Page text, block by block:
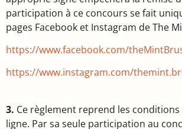
participation à ce concours se fait
pages Facebook et Instagram de The
https://www.facebook.com/
https://www.instagram.com/
3. Ce règlement reprend les
ligne. Par sa seule participation au